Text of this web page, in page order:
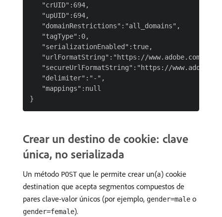
   "crUID":694,
   "upUID":694,
   "domainRestrictions":"all_domains",
   "tagType":0,
   "serializationEnabled":true,
"urlFormatString":"https://www.adobe.com/
"secureUrlFormatString":"https://
   "delimiter":"-",
   "mappings":null
Crear un destino de cookie: clave
única, no serializada
Un método POSTque le permite crear un(a) cookie
destination que acepta segmentos compuestos de
pares clave-valor únicos (por ejemplo, gender=male o
gender=female).